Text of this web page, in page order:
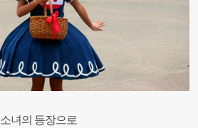
소녀의 등장으로